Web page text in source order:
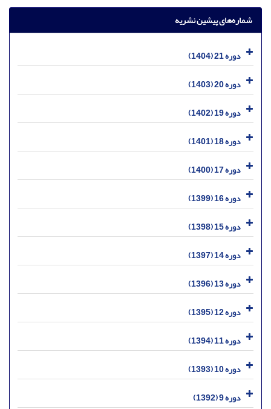
شماره‌های پیشین نشریه
دوره 21 (1404)
دوره 20 (1403)
دوره 19 (1402)
دوره 18 (1401)
دوره 17 (1400)
دوره 16 (1399)
دوره 15 (1398)
دوره 14 (1397)
دوره 13 (1396)
دوره 12 (1395)
دوره 11 (1394)
دوره 10 (1393)
دوره 9 (1392)